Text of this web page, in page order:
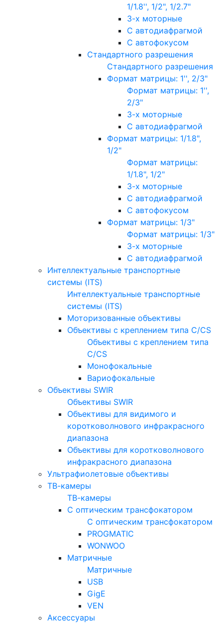
1/1.8'', 1/2", 1/2.7"
3-х моторные
С автодиафрагмой
С автофокусом
Стандартного разрешения
Стандартного разрешения
Формат матрицы: 1'', 2/3"
Формат матрицы: 1'',
2/3"
3-х моторные
С автодиафрагмой
Формат матрицы: 1/1.8",
1/2"
Формат матрицы:
1/1.8", 1/2"
3-х моторные
С автодиафрагмой
С автофокусом
Формат матрицы: 1/3"
Формат матрицы: 1/3"
3-х моторные
С автодиафрагмой
Интеллектуальные транспортные
системы (ITS)
Интеллектуальные транспортные
системы (ITS)
Моторизованные объективы
Объективы с креплением типа C/CS
Объективы с креплением типа
C/CS
Монофокальные
Вариофокальные
Объективы SWIR
Объективы SWIR
Объективы для видимого и
коротковолнового инфракрасного
диапазона
Объективы для коротковолнового
инфракрасного диапазона
Ультрафиолетовые объективы
ТВ-камеры
ТВ-камеры
С оптическим трансфокатором
С оптическим трансфокатором
PROGMATIC
WONWOO
Матричные
Матричные
USB
GigE
VEN
Аксессуары